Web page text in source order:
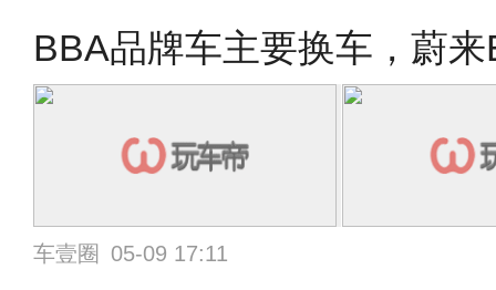
BBA品牌车主要换车，蔚
车壹圈 05-09 17:11